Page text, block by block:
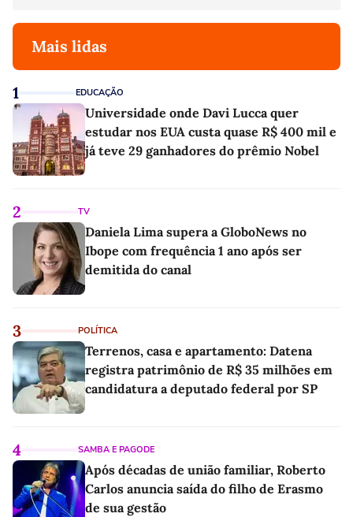
Mais lidas
1 EDUCAÇÃO
Universidade onde Davi Lucca quer
estudar nos EUA custa quase R$ 400 mil e
já teve 29 ganhadores do prêmio Nobel
2 TV
Daniela Lima supera a GloboNews no
Ibope com frequência 1 ano após ser
demitida do canal
3 POLÍTICA
Terrenos, casa e apartamento: Datena
registra patrimônio de R$ 35 milhões em
candidatura a deputado federal por SP
4 SAMBA E PAGODE
Após décadas de união familiar, Roberto
Carlos anuncia saída do filho de Erasmo
de sua gestão